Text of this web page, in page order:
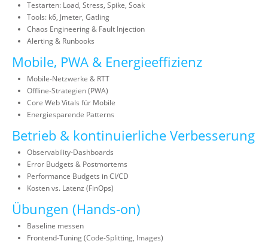
Testarten: Load, Stress, Spike, Soak
Tools: k6, Jmeter, Gatling
Chaos Engineering & Fault Injection
Alerting & Runbooks
Mobile, PWA & Energieeffizienz
Mobile-Netzwerke & RTT
Offline-Strategien (PWA)
Core Web Vitals für Mobile
Energiesparende Patterns
Betrieb & kontinuierliche Verbesserung
Observability-Dashboards
Error Budgets & Postmortems
Performance Budgets in CI/CD
Kosten vs. Latenz (FinOps)
Übungen (Hands-on)
Baseline messen
Frontend-Tuning (Code-Splitting, Images)